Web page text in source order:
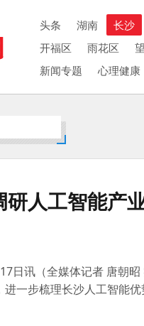
头条 湖南 长沙
开福区
雨花区
新闻专题
心理健康
研人工智能产
日讯（全媒体记者 唐朝
一步梳理长沙人工智能